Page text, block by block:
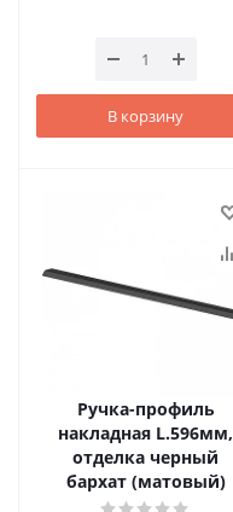
В корзину
Ручка-профиль
накладная L.596мм,
отделка черный
бархат (матовый)